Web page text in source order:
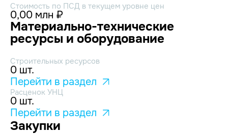
Стоимость по ПСД в текущем уровне цен
0,00 млн ₽
Материально-технические
ресурсы и оборудование
Строительных ресурсов
0 шт.
Перейти в раздел
Расценок УНЦ
0 шт.
Перейти в раздел
Закупки